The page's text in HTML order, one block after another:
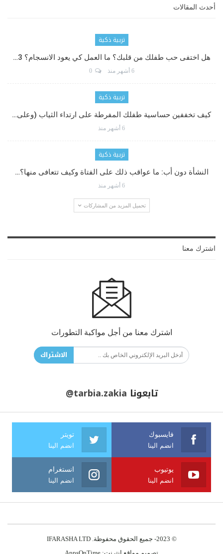
أحدث المقالات
تربية ذكية
هل اختفى حب طفلك من قلبك؟ ما العمل كي يعود الانسجام؟ 3…
6 أشهر منذ 0
تربية ذكية
كيف تخففين حساسية طفلك المفرطة على ارتداء الثياب (وعلى…
6 أشهر منذ
تربية ذكية
النشأة دون أب: ما عواقب ذلك على الفتاة وكيف تتعافى منها؟…
6 أشهر منذ
تحميل المزيد من المشاركات
اشترك معنا
اشترك معنا من أجل مواكبة التطورات
الاشتراك
تابعونا @tarbia.zakia
فايسبوك
انضم الينا
تويتر
انضم الينا
يوتيوب
انضم الينا
انستغرام
انضم الينا
© 2023- جميع الحقوق محفوظة. IFARASHA LTD